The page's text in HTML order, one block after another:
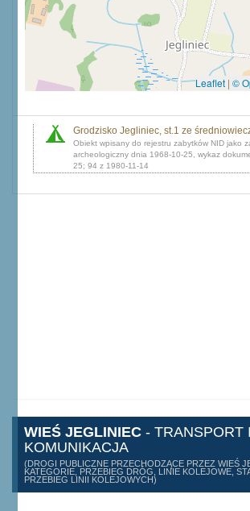
Leaflet | ©
Grodzisko Jegliniec, st.1 ze
dnia 1968-10-25, wykaz
25; 94 z 1980-11-14
WIEŚ JEGLINIEC - TRANSPORT I
KOMUNIKACJA
(DROGI PUBLICZNE PRZECHODZĄCE PRZEZ WIEŚ
KATEGORIE, PRZEBIEG DRÓG, LINIE KOLEJOWE,
PRZEBIEG LINII KOLEJOWYCH)